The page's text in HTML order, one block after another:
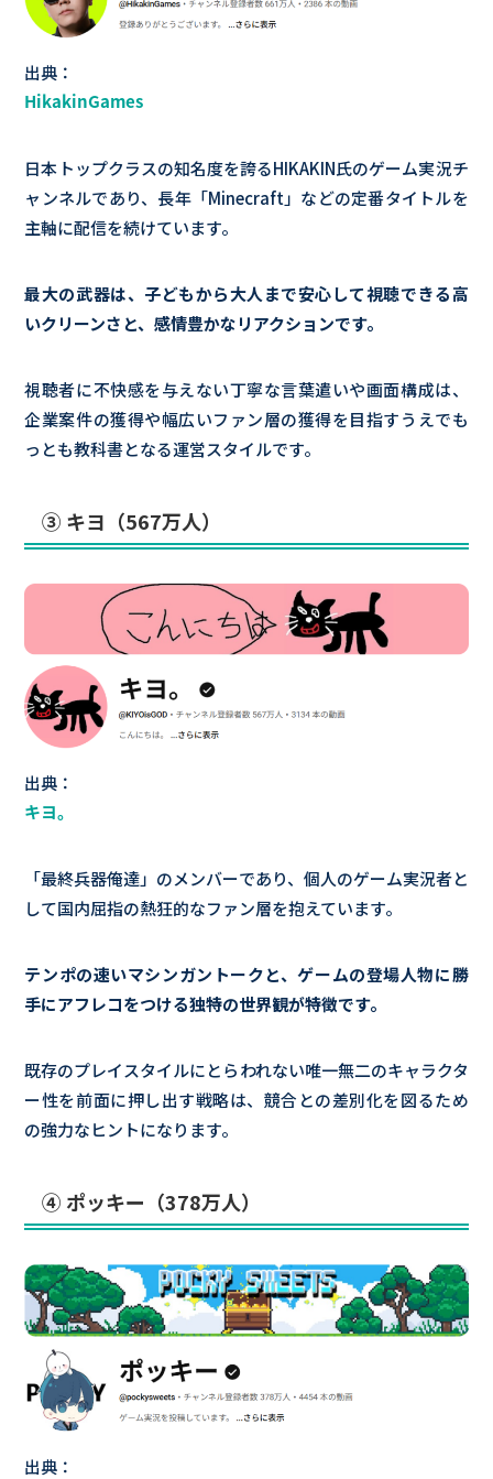
出典：
HikakinGames
日本トップクラスの知名度を誇るHIKAKIN氏のゲーム実況チ
ャンネルであり、長年「Minecraft」などの定番タイトルを
主軸に配信を続けています。
最大の武器は、子どもから大人まで安心して視聴できる高
いクリーンさと、感情豊かなリアクションです。
視聴者に不快感を与えない丁寧な言葉遣いや画面構成は、
企業案件の獲得や幅広いファン層の獲得を目指すうえでも
っとも教科書となる運営スタイルです。
③ キヨ（567万人）
出典：
キヨ。
「最終兵器俺達」のメンバーであり、個人のゲーム実況者と
して国内屈指の熱狂的なファン層を抱えています。
テンポの速いマシンガントークと、ゲームの登場人物に勝
手にアフレコをつける独特の世界観が特徴です。
既存のプレイスタイルにとらわれない唯一無二のキャラクタ
ー性を前面に押し出す戦略は、競合との差別化を図るため
の強力なヒントになります。
④ ポッキー（378万人）
出典：